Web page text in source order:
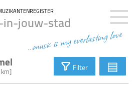
jouw-stad
...music is my everlasting love
Filter ▤